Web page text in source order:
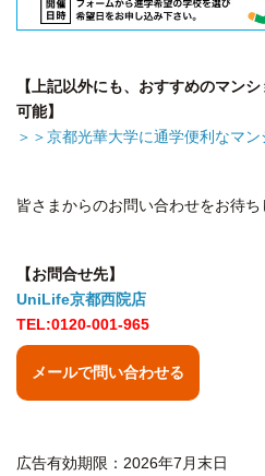
【上記以外にも、おすすめのマン
可能】
＞＞京都光華大学に通学便利なマ
皆さまからのお問い合わせをお待ち
【お問合せ先】
UniLife京都西院店
TEL:0120-001-965
メールで問い合わせる
広告有効期限：2026年7月末日